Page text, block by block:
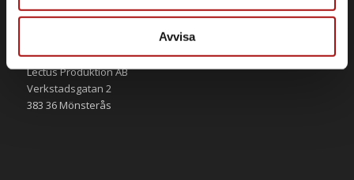
Avvisa
Lectus Produktion AB
Verkstadsgatan 2
383 36 Mönsterås